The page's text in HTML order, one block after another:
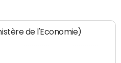
de l'Economie)